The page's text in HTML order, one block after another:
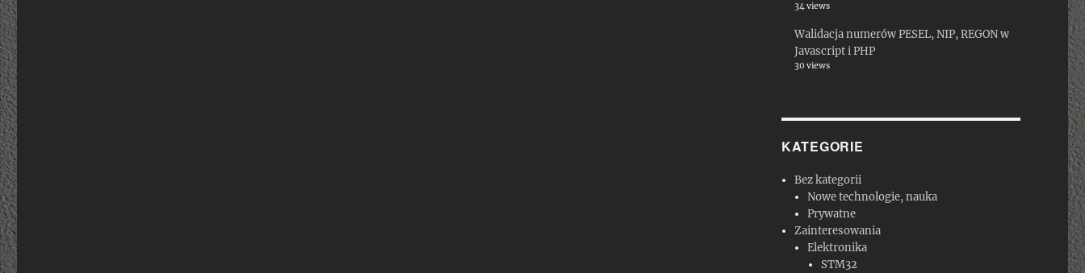
34 views
Walidacja numerów PESEL, NIP, REGON w
Javascript i PHP
30 views
KATEGORIE
Bez kategorii
Nowe technologie, nauka
Prywatne
Zainteresowania
Elektronika
STM32